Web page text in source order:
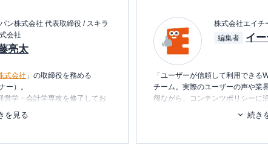
ン株式会社 代表取締役 / スキラ
会社
亮太
式会社 」の取締役を務める
ー）。
営学・会計学専攻を修了してお
企画・社長秘書・投資銀行業務
心としたマネー・ライフプラン
を見る
株式会社エイチ
編集者
イ
「ユーザーが信頼して利用でき
チーム。実際のユーザーの声や業
得ながら、コンテンツポリシーに
ます。暮らしに関するトピックを
消し、最適な選択を支援するため
■書籍
続き